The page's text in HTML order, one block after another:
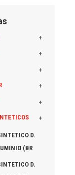
+
+
+
+
+
+
D.
(BR
D.